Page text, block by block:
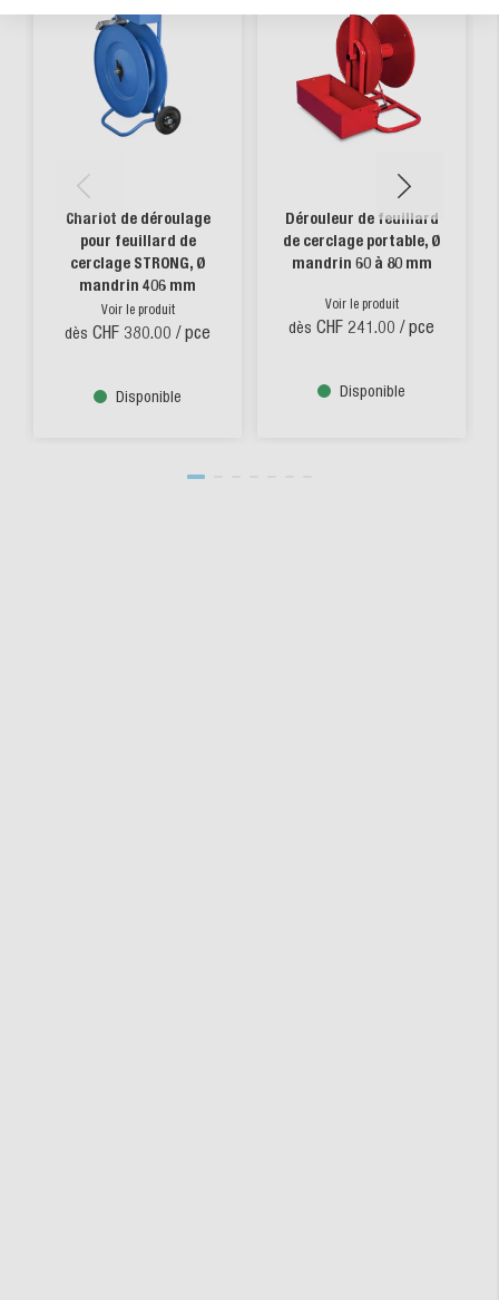
Chariot de déroulage
pour feuillard de
cerclage STRONG, Ø
mandrin 406 mm
Voir le produit
dès CHF 380.00 / pce
Disponible
Dérouleur de feuillard
de cerclage portable, Ø
mandrin 60 à 80 mm
Voir le produit
dès CHF 241.00 / pce
Disponible